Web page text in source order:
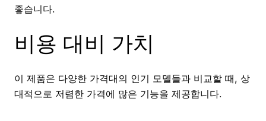
좋습니다.
비용 대비 가치
이 제품은 다양한 가격대의 인기 모델들과 비교할 때, 상
대적으로 저렴한 가격에 많은 기능을 제공합니다.